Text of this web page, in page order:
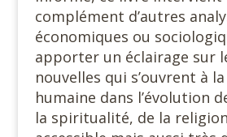
complément d’autres
économiques ou
apporter un éclairage sur
nouvelles qui s’ouvrent à
humaine dans l’évolution
la spiritualité, de la